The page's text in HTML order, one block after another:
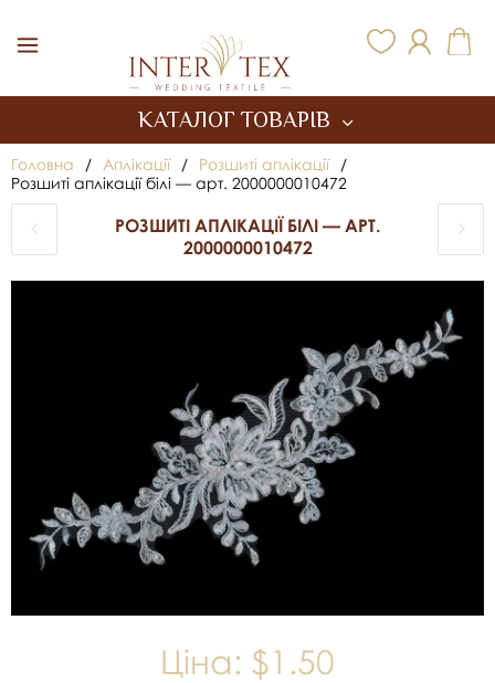
КАТАЛОГ ТОВАРІВ
Головна / Аплікації / Розшиті аплікації
/
Розшиті аплікації білі — арт. 2000000010472
РОЗШИТІ АПЛІКАЦІЇ БІЛІ — АРТ.
2000000010472
Ціна: $1.50